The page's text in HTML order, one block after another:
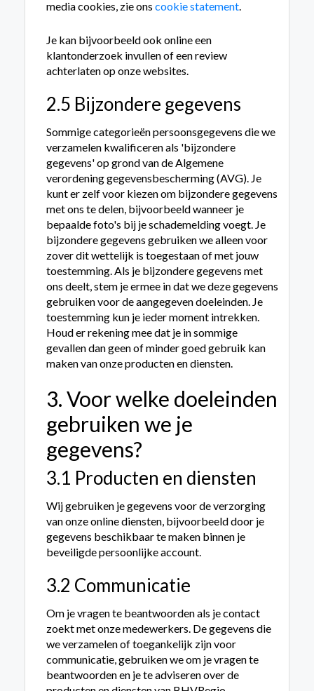
media cookies, zie ons cookie statement.
Je kan bijvoorbeeld ook online een
klantonderzoek invullen of een review
achterlaten op onze websites.
2.5 Bijzondere gegevens
Sommige categorieën persoonsgegevens die we
verzamelen kwalificeren als 'bijzondere
gegevens' op grond van de Algemene
verordening gegevensbescherming (AVG). Je
kunt er zelf voor kiezen om bijzondere gegevens
met ons te delen, bijvoorbeeld wanneer je
bepaalde foto's bij je schademelding voegt. Je
bijzondere gegevens gebruiken we alleen voor
zover dit wettelijk is toegestaan of met jouw
toestemming. Als je bijzondere gegevens met
ons deelt, stem je ermee in dat we deze gegevens
gebruiken voor de aangegeven doeleinden. Je
toestemming kun je ieder moment intrekken.
Houd er rekening mee dat je in sommige
gevallen dan geen of minder goed gebruik kan
maken van onze producten en diensten.
3. Voor welke doeleinden
gebruiken we je
gegevens?
3.1 Producten en diensten
Wij gebruiken je gegevens voor de verzorging
van onze online diensten, bijvoorbeeld door je
gegevens beschikbaar te maken binnen je
beveiligde persoonlijke account.
3.2 Communicatie
Om je vragen te beantwoorden als je contact
zoekt met onze medewerkers. De gegevens die
we verzamelen of toegankelijk zijn voor
communicatie, gebruiken we om je vragen te
beantwoorden en je te adviseren over de